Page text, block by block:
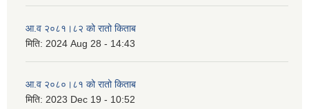
आ.व २०८१।८२ को रातो किताब
मिति: 2024 Aug 28 - 14:43
आ.व २०८०।८१ को रातो किताब
मिति: 2023 Dec 19 - 10:52